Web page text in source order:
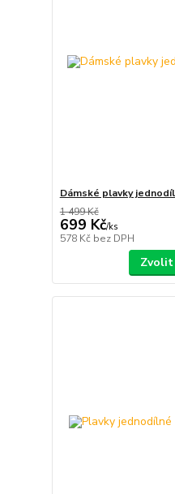
Dámské plavky
1 499 Kč
699 Kč/ks
578 Kč bez DPH